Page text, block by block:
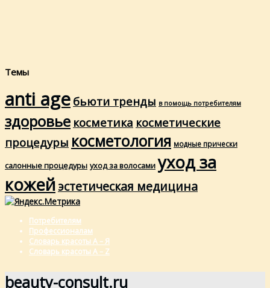
Темы
anti age бьюти тренды в помощь потребителям
здоровье косметика косметические
процедуры косметология модные прически
салонные процедуры уход за волосами уход за
кожейэстетическая медицина
Потребителям
Профессионалам
Словарь красоты А – Я
Словарь красоты A – Z
beauty-consult.ru